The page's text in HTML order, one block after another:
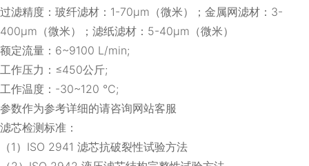
过滤精度：玻纤滤材：1-70μm（微米）；金属网滤材：3-
400μm（微米）；滤纸滤材：5-40μm（微米）
额定流量：6~9100 L/min;
工作压力：≤450公斤;
工作温度：-30~120 ℃;
参数作为参考详细的请咨询网站客服
滤芯检测标准：
（1）ISO 2941 滤芯抗破裂性试验方法